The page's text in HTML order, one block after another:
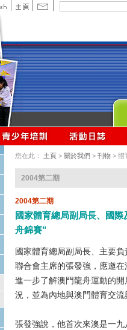
您在此： 主頁 > 關於我們 > 刊物 > 體
2004第二期
2004第二期
國家體育總局副局長、國
舟錦賽"
國家體育總局副局長、主要
聯合會主席的張發強，應邀
進一步了解澳門龍舟運動的
況，並為內地與澳門體育交
張發強說，他首次來澳是一